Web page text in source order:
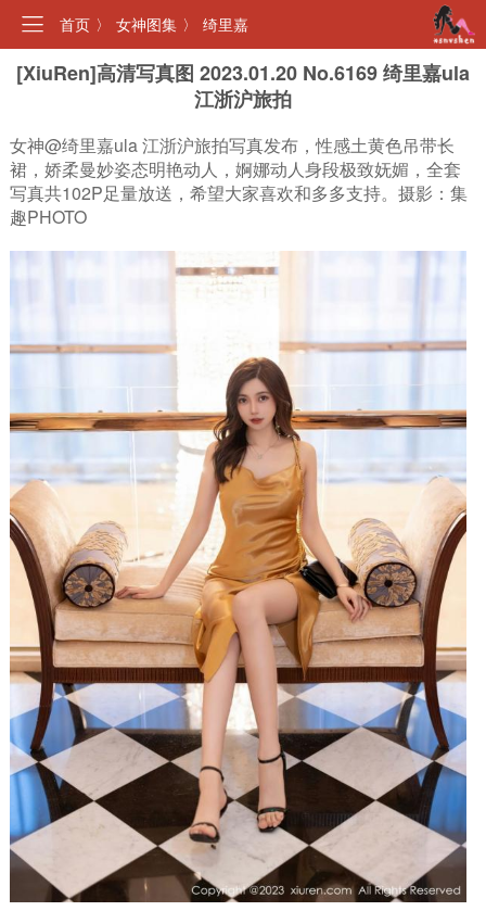
首页 〉 女神图集 〉 绮里嘉
[XiuRen]高清写真图 2023.01.20 No.6169 绮里嘉ula
江浙沪旅拍
女神@绮里嘉ula 江浙沪旅拍写真发布，性感土黄色吊带长
裙，娇柔曼妙姿态明艳动人，婀娜动人身段极致妩媚，全套
写真共102P足量放送，希望大家喜欢和多多支持。摄影：集
趣PHOTO